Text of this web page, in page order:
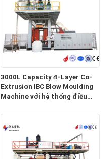
3000L Capacity 4-Layer Co-
Extrusion IBC Blow Moulding
Machine với hệ thống điều